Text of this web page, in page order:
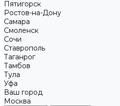
Пятигорск
Ростов-на-Дону
Самара
Смоленск
Сочи
Ставрополь
Таганрог
Тамбов
Тула
Уфа
Ваш город
Москва